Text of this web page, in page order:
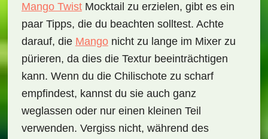
Mango TwistMocktail zu erzielen, gibt es ein
paar Tipps, die du beachten solltest. Achte
darauf, die Mangonicht zu lange im Mixer zu
pürieren, da dies die Textur beeinträchtigen
kann. Wenn du die Chilischote zu scharf
empfindest, kannst du sie auch ganz
weglassen oder nur einen kleinen Teil
verwenden. Vergiss nicht, während des